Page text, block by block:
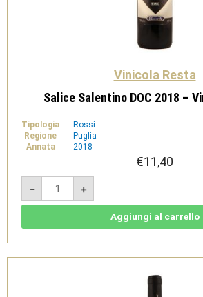
Vinicola Resta
Salice Salentino DOC 2018 –
Tipologia
Rossi
Regione
Puglia
Annata
2018
€11,40
-
Salice
Salentino
DOC
2018
quantità
+
Aggiungi al carrello